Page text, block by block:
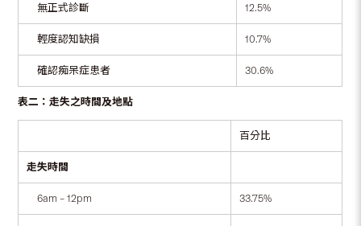
無正式診斷 12.5%
輕度認知缺損 10.7%
確認痴呆症患者 30.6%
表二：走失之時間及地點
百分比
走失時間
6am – 12pm 33.75%